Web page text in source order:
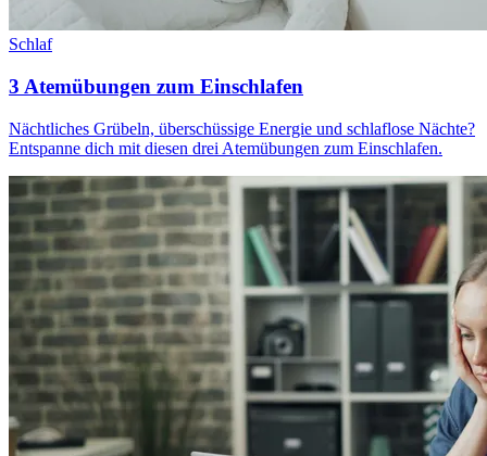
Schlaf
3 Atemübungen zum Einschlafen
Nächtliches Grübeln, überschüssige Energie und schlaflose Nächte?
Entspanne dich mit diesen drei Atemübungen zum Einschlafen.